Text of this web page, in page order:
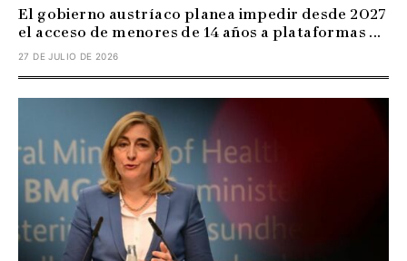
El gobierno austríaco planea impedir desde 2027
el acceso de menores de 14 años a plataformas ...
27 DE JULIO DE 2026